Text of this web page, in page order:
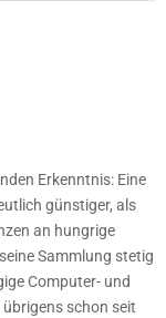
Erkenntnis: Eine
günstiger, als
an hungrige
Sammlung stetig
Computer- und
schon seit